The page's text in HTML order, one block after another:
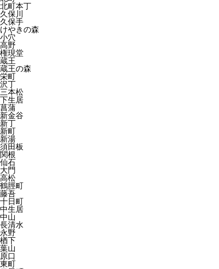
北町本丁
久保川
久保手
けやきの森
小穴
高野
権現堂
蔵王
蔵王の森
栄町
沢丁
三本松
下生居
菖蒲
新金谷
新丁
新町
新湯
須田板
関根
仙石
大門
高松
鶴脛町
藤吾
十日町
中生居
中山
長清水
永野
楢下
葉山
原口
東町